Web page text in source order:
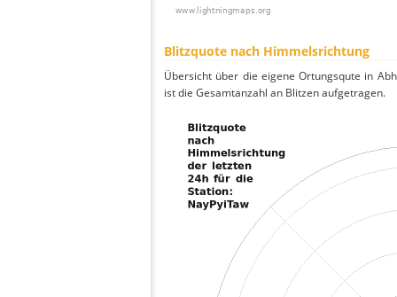
Blitzquote nach Himmelsrichtung
Übersicht über die eigene Ortungsqute in
ist die Gesamtanzahl an Blitzen aufgetragen.